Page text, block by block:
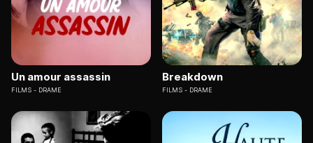
Un amour assassin
FILMS DRAME
Breakdown
FILMS DRAME